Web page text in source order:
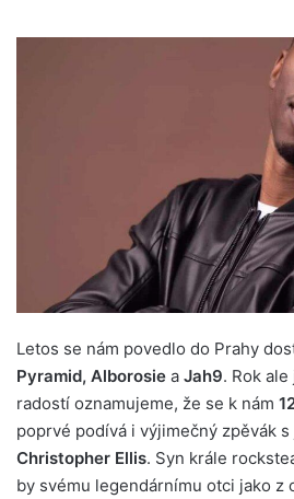
Letos se nám povedlo do Prahy
Pyramid, Alborosie a Jah9. Rok
radostí oznamujeme, že se k nám
poprvé podívá i výjimečný zpěvák
Christopher Ellis. Syn krále
by svému legendárnímu otci jako z